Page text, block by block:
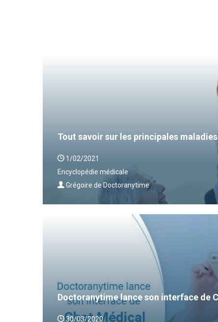
Tout savoir sur les principales maladies
1/02/2021
Encyclopédie médicale
Grégoire de Doctoranytime
Doctoranytime lance son interface de
30/03/2020